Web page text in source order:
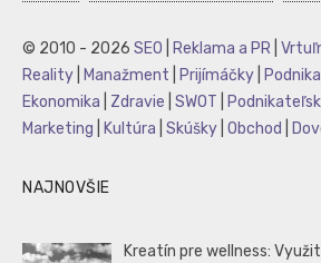
© 2010 - 2026 SEO Reklama a PR
Reality
Manažment Prijímáčky
Ekonomika
Zdravie SWOT
Marketing
Kultúra Skúšky Obchod
NAJNOVŠIE
Kreatín pre wellness: